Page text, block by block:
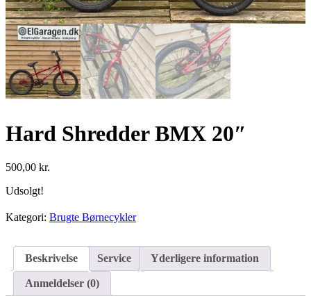
Hard Shredder BMX 20″
500,00 kr.
Udsolgt!
Kategori: Brugte Børnecykler
Beskrivelse Service Yderligere information
Anmeldelser (0)